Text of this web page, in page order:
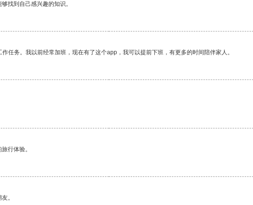
找到自己感兴趣的知识。
任务。我以前经常加班，现在有了这个app，我可以提前下班，有更多的时间陪伴家人。
行体验。
。